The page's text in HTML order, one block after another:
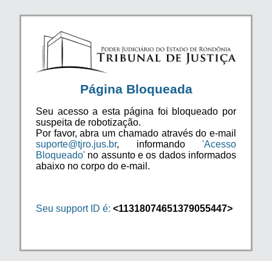
Página Bloqueada
Seu acesso a esta página foi bloqueado por
suspeita de robotização.
Por favor, abra um chamado através do e-mail
suporte@tjro.jus.br, informando 'Acesso
Bloqueado' no assunto e os dados informados
abaixo no corpo do e-mail.
Seu support ID é: <11318074651379055447>